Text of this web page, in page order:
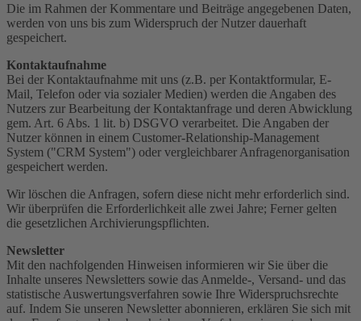
Die im Rahmen der Kommentare und Beiträge angegebenen Daten,
werden von uns bis zum Widerspruch der Nutzer dauerhaft
gespeichert.
Kontaktaufnahme
Bei der Kontaktaufnahme mit uns (z.B. per Kontaktformular, E-
Mail, Telefon oder via sozialer Medien) werden die Angaben des
Nutzers zur Bearbeitung der Kontaktanfrage und deren Abwicklung
gem. Art. 6 Abs. 1 lit. b) DSGVO verarbeitet. Die Angaben der
Nutzer können in einem Customer-Relationship-Management
System ("CRM System") oder vergleichbarer Anfragenorganisation
gespeichert werden.
Wir löschen die Anfragen, sofern diese nicht mehr erforderlich sind.
Wir überprüfen die Erforderlichkeit alle zwei Jahre; Ferner gelten
die gesetzlichen Archivierungspflichten.
Newsletter
Mit den nachfolgenden Hinweisen informieren wir Sie über die
Inhalte unseres Newsletters sowie das Anmelde-, Versand- und das
statistische Auswertungsverfahren sowie Ihre Widerspruchsrechte
auf. Indem Sie unseren Newsletter abonnieren, erklären Sie sich mit